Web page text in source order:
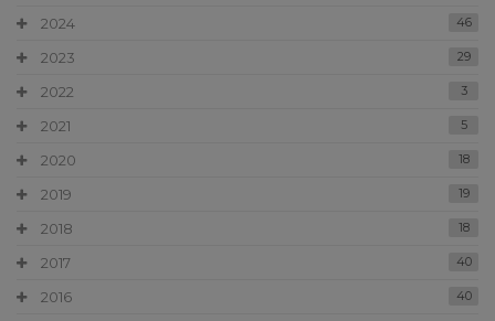
2024 46
2023 29
2022 3
2021 5
2020 18
2019 19
2018 18
2017 40
2016 40